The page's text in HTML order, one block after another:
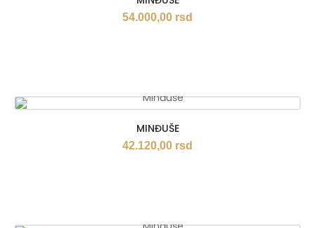
54.000,00 rsd
MINĐUŠE
42.120,00 rsd